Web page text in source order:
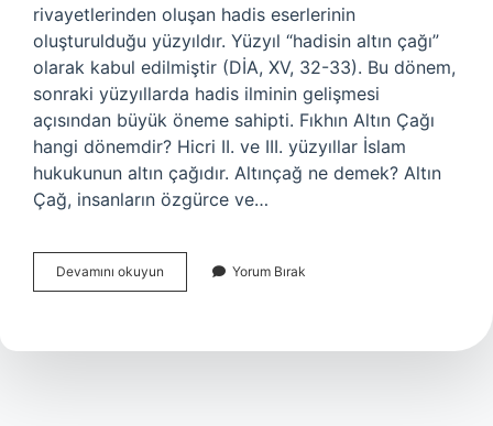
rivayetlerinden oluşan hadis eserlerinin
oluşturulduğu yüzyıldır. Yüzyıl “hadisin altın çağı”
olarak kabul edilmiştir (DİA, XV, 32-33). Bu dönem,
sonraki yüzyıllarda hadis ilminin gelişmesi
açısından büyük öneme sahipti. Fıkhın Altın Çağı
hangi dönemdir? Hicri II. ve III. yüzyıllar İslam
hukukunun altın çağıdır. Altınçağ ne demek? Altın
Çağ, insanların özgürce ve…
Devamını okuyun
Çağ
Nedir
Yorum Bırak